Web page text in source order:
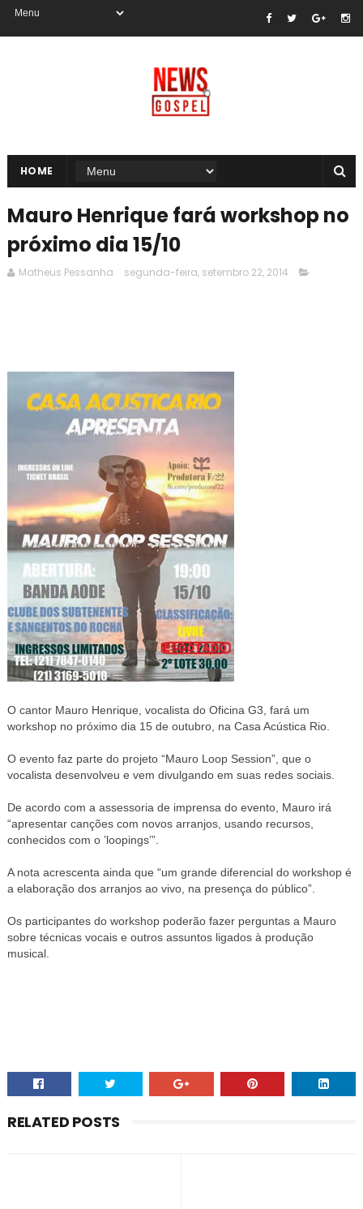
HOME
Mauro Henrique fará workshop no
próximo dia 15/10
Matheus Pessanha segunda-feira, setembro 22, 2014
O cantor Mauro Henrique, vocalista do Oficina G3, fará um
workshop no próximo dia 15 de outubro, na Casa Acústica Rio.
O evento faz parte do projeto “Mauro Loop Session”, que o
vocalista desenvolveu e vem divulgando em suas redes sociais.
De acordo com a assessoria de imprensa do evento, Mauro irá
“apresentar canções com novos arranjos, usando recursos,
conhecidos com o ’loopings’”.
A nota acrescenta ainda que “um grande diferencial do workshop é
a elaboração dos arranjos ao vivo, na presença do público”.
Os participantes do workshop poderão fazer perguntas a Mauro
sobre técnicas vocais e outros assuntos ligados à produção
musical.
RELATED POSTS